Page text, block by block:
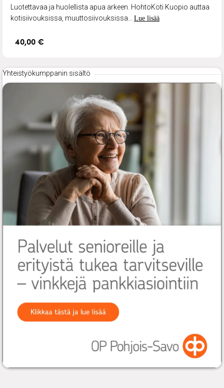
Luotettavaa ja huolellista apua arkeen. HohtoKoti Kuopio auttaa
kotisiivouksissa, muuttosiivouksissa... Lue lisää
40,00 €
Yhteistyökumppanin sisältö